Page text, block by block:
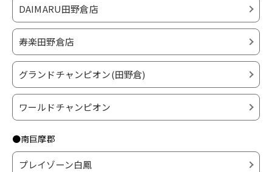
DAIMARU田野倉店
寿楽田野倉店
グランドチャンピオン(田野倉)
ワールドチャンピオン
●南巨摩郡
プレイゾーン白鳳